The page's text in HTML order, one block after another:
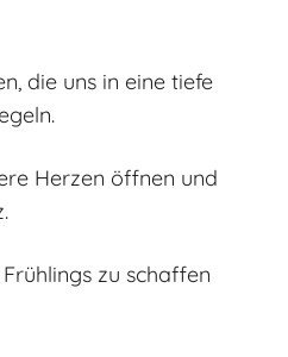
die uns in eine tiefe
Herzen öffnen und
zu schaffen